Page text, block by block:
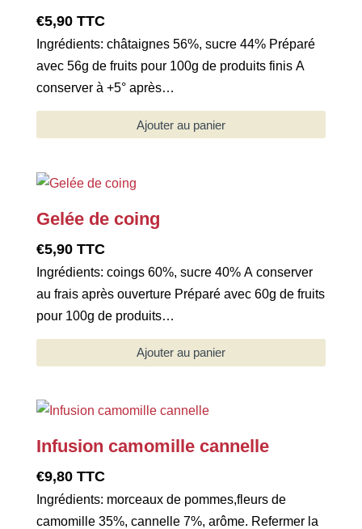
€5,90 TTC
Ingrédients: châtaignes 56%, sucre 44% Préparé
avec 56g de fruits pour 100g de produits finis A
conserver à +5° après…
Ajouter au panier
Gelée de coing
€5,90 TTC
Ingrédients: coings 60%, sucre 40% A conserver
au frais après ouverture Préparé avec 60g de fruits
pour 100g de produits…
Ajouter au panier
Infusion camomille cannelle
€9,80 TTC
Ingrédients: morceaux de pommes,fleurs de
camomille 35%, cannelle 7%, arôme. Refermer la